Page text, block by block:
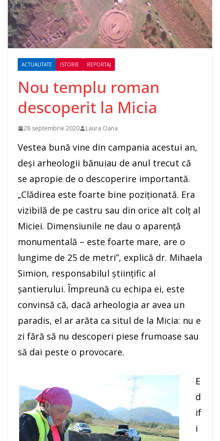
ACTUALITATE ISTORIE REPORTAJ
Nou templu roman
descoperit la Micia
28 septembrie 2020 Laura Oana
Vestea bună vine din campania acestui an,
deşi arheologii bănuiau de anul trecut că
se apropie de o descoperire importantă.
„Clădirea este foarte bine poziţionată. Era
vizibilă de pe castru sau din orice alt colţ al
Miciei. Dimensiunile ne dau o aparenţă
monumentală – este foarte mare, are o
lungime de 25 de metri”, explică dr. Mihaela
Simion, responsabilul ştiinţific al
şantierului. Împreună cu echipa ei, este
convinsă că, dacă arheologia ar avea un
paradis, el ar arăta ca situl de la Micia: nu e
zi fără să nu descoperi piese frumoase sau
să dai peste o provocare.
E
d
if
i